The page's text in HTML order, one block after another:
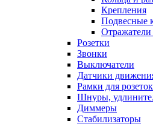
Крепления
Подвесные
Отражатели
Розетки
Звонки
Выключатели
Датчики
Рамки для розеток
Шнуры,
Диммеры
Стабилизаторы